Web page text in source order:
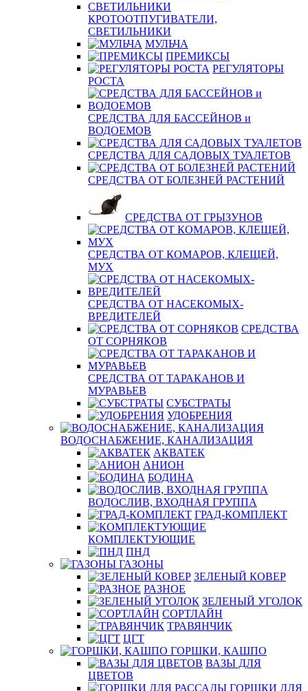
КРОТООТПУГИВАТЕЛИ,
СВЕТИЛЬНИКИ
МУЛЬЧА
ПРЕМИКСЫ
РЕГУЛЯТОРЫ
РОСТА
СРЕДСТВА ДЛЯ БАССЕЙНОВ и
ВОДОЕМОВ
СРЕДСТВА ДЛЯ САДОВЫХ ТУАЛЕТОВ
СРЕДСТВА ОТ БОЛЕЗНЕЙ РАСТЕНИЙ
СРЕДСТВА ОТ ГРЫЗУНОВ
СРЕДСТВА ОТ КОМАРОВ, КЛЕЩЕЙ,
МУХ
СРЕДСТВА ОТ НАСЕКОМЫХ-
ВРЕДИТЕЛЕЙ
СРЕДСТВА
ОТ СОРНЯКОВ
СРЕДСТВА ОТ ТАРАКАНОВ И
МУРАВЬЕВ
СУБСТРАТЫ
УДОБРЕНИЯ
ВОДОСНАБЖЕНИЕ, КАНАЛИЗАЦИЯ
АКВАТЕК
АНИОН
БОДИНА
ВОДОСЛИВ, ВХОДНАЯ ГРУППА
ГРАД-КОМПЛЕКТ
КОМПЛЕКТУЮЩИЕ
ПНД
ГАЗОНЫ
ЗЕЛЕНЫЙ КОВЕР
РАЗНОЕ
ЗЕЛЕНЫЙ УГОЛОК
СОРТЛАЙН
ТРАВЯНЧИК
ЦГТ
ГОРШКИ, КАШПО
ВАЗЫ ДЛЯ
ЦВЕТОВ
ГОРШКИ ДЛЯ